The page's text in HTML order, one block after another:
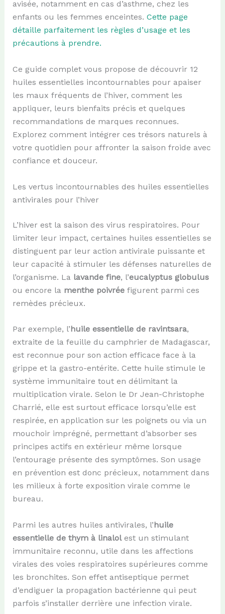
avisée, notamment en cas d’asthme, chez les
enfants ou les femmes enceintes. Cette page
détaille parfaitement les règles d’usage et les
précautions à prendre.
Ce guide complet vous propose de découvrir 12
huiles essentielles incontournables pour apaiser
les maux fréquents de l’hiver, comment les
appliquer, leurs bienfaits précis et quelques
recommandations de marques reconnues.
Explorez comment intégrer ces trésors naturels à
votre quotidien pour affronter la saison froide avec
confiance et douceur.
Les vertus incontournables des huiles essentielles
antivirales pour l’hiver
L’hiver est la saison des virus respiratoires. Pour
limiter leur impact, certaines huiles essentielles se
distinguent par leur action antivirale puissante et
leur capacité à stimuler les défenses naturelles de
l’organisme. La lavande fine, l’eucalyptus globulus
ou encore la menthe poivréefigurent parmi ces
remèdes précieux.
Par exemple, l’huile essentielle de ravintsara,
extraite de la feuille du camphrier de Madagascar,
est reconnue pour son action efficace face à la
grippe et la gastro-entérite. Cette huile stimule le
système immunitaire tout en délimitant la
multiplication virale. Selon le Dr Jean-Christophe
Charrié, elle est surtout efficace lorsqu’elle est
respirée, en application sur les poignets ou via un
mouchoir imprégné, permettant d’absorber ses
principes actifs en extérieur même lorsque
l’entourage présente des symptômes. Son usage
en prévention est donc précieux, notamment dans
les milieux à forte exposition virale comme le
bureau.
Parmi les autres huiles antivirales, l’huile
essentielle de thym à linalolest un stimulant
immunitaire reconnu, utile dans les affections
virales des voies respiratoires supérieures comme
les bronchites. Son effet antiseptique permet
d’endiguer la propagation bactérienne qui peut
parfois s’installer derrière une infection virale.